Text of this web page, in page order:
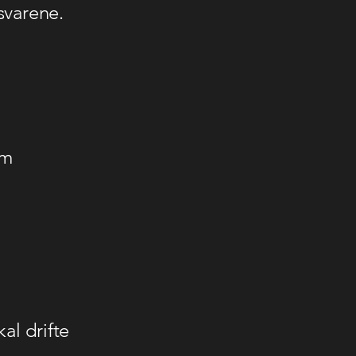
drifte